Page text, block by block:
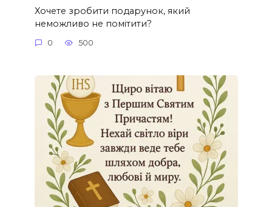
Хочете зробити подарунок, який
неможливо не помітити?
0 500